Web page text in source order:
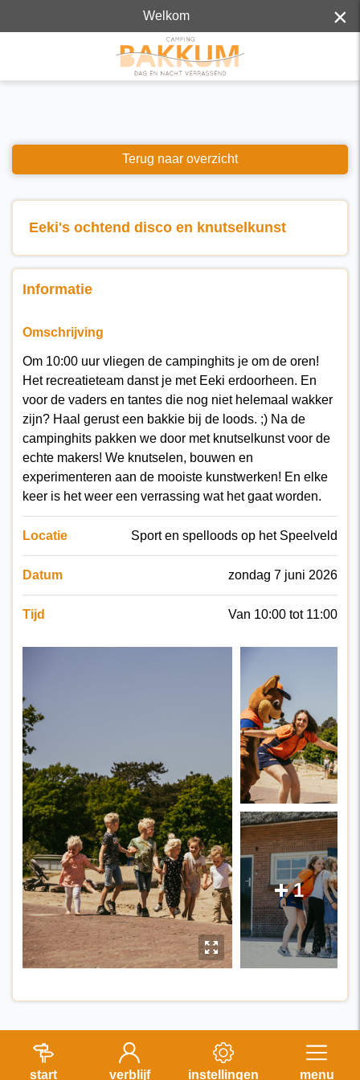
Welkom ×
Terug naar overzicht
Eeki's ochtend disco en knutselkunst
Informatie
Omschrijving
Om 10:00 uur vliegen de campinghits je om de oren!
Het recreatieteam danst je met Eeki erdoorheen. En
voor de vaders en tantes die nog niet helemaal wakker
zijn? Haal gerust een bakkie bij de loods. ;) Na de
campinghits pakken we door met knutselkunst voor de
echte makers! We knutselen, bouwen en
experimenteren aan de mooiste kunstwerken! En elke
keer is het weer een verrassing wat het gaat worden.
Locatie Sport en spelloods op het Speelveld
Datum zondag 7 juni 2026
Tijd Van 10:00 tot 11:00
y
E1
start verblijf instellingen menu